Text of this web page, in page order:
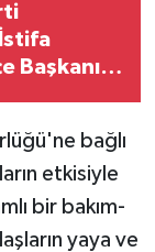
Başkanı
Sözler
bağlı
etkisiyle
bir bakım-
yaya ve